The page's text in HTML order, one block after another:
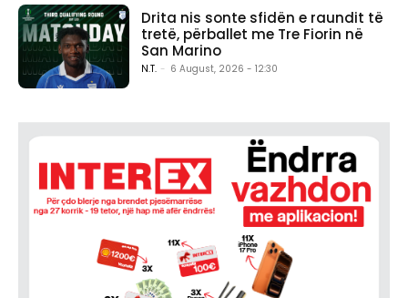
Drita nis sonte sfidën e raundit të
tretë, përballet me Tre Fiorin në
San Marino
N.T. - 6 August, 2026 - 12:30